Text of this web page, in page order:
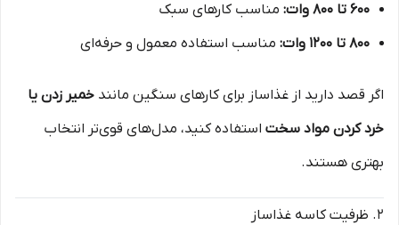
۶۰۰ تا ۸۰۰ وات:
مناسب کارهای سبک
۸۰۰ تا ۱۲۰۰ وات:
مناسب استفاده معمول و حرفه‌ای
اگر قصد دارید از غذاساز برای کارهای سنگین مانند خمیر زدن یا
خرد کردن مواد سخت استفاده کنید، مدل‌های قوی‌تر انتخاب
بهتری هستند.
۲. ظرفیت کاسه غذاساز